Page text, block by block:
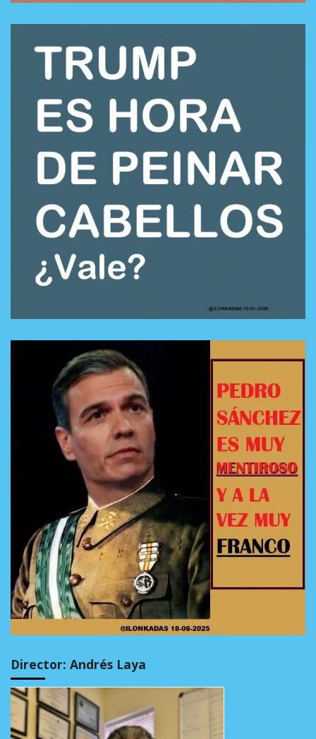
Director: Andrés Laya